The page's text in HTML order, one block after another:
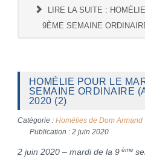
LIRE LA SUITE :
9ÈME SEMAINE
HOMÉLIE POUR LE
SEMAINE ORDINAIRE
2020 (2)
Catégorie : Homélies de Dom Armand
Publication : 2 juin 2020
2 juin 2020 – mardi de la 9ème